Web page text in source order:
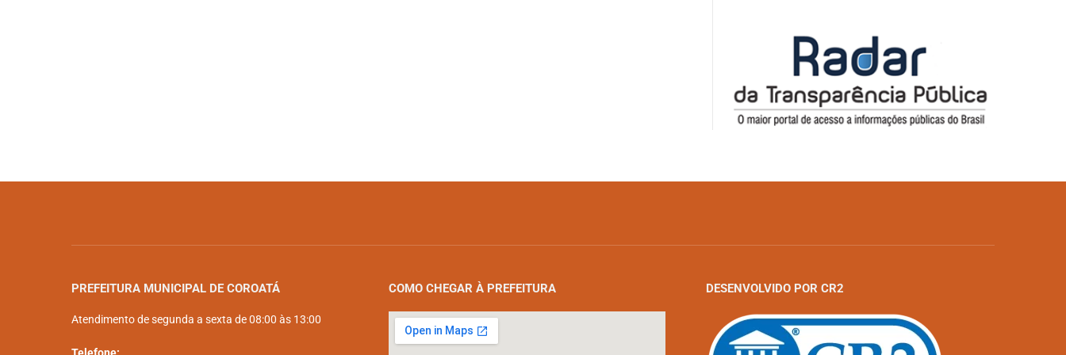
PREFEITURA MUNICIPAL DE COROATÁ
Atendimento de segunda a sexta de 08:00 às 13:00
COMO CHEGAR À PREFEITURA DESENVOLVIDO POR CR2